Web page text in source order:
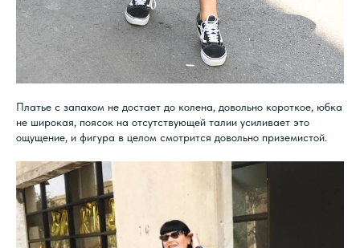
Платье с запахом не достает до колена, довольно короткое, юбка
не широкая, поясок на отсутствующей талии усиливает это
ощущение, и фигура в целом смотрится довольно приземистой.